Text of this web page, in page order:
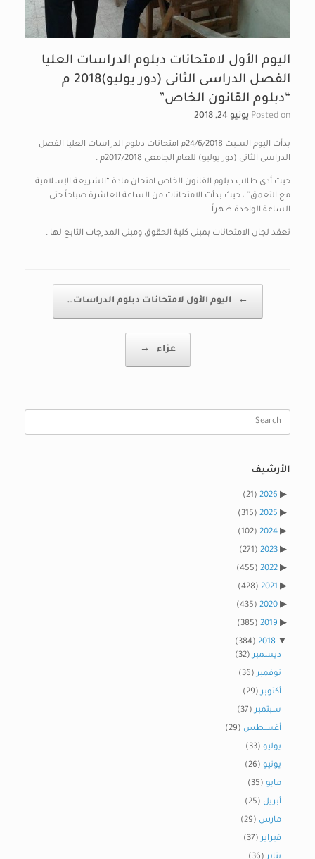
اليوم الأول لامتحانات دبلوم الدراسات العليا
الفصل الدراسى الثانى (دور يوليو)2018 م
“دبلوم القانون الخاص”
Posted on يونيو 24, 2018
بدأت اليوم السبت 24/6/2018م امتحانات دبلوم الدراسات العليا الفصل
الدراسى الثانى (دور يوليو) للعام الجامعى 2017/2018م .
حيث أدى طلاب دبلوم القانون الخاص امتحان مادة “الشريعة الإسلامية
مع التعمق” ، حيث بدأت الامتحانات من الساعة العاشرة صباحاً حتى
الساعة الواحدة ظهراً.
تعقد لجان الامتحانات بمبنى كلية الحقوق ومبنى المدرجات التابع لها .
← اليوم الأول لامتحانات دبلوم الدراسات…
عزاء →
Search
الأرشيف
2026
(21)
2025
(315)
2024
(102)
2023
(271)
2022
(455)
2021
(428)
2020
(435)
2019
(385)
2018
(384)
ديسمبر(32)
نوفمبر(36)
أكتوبر(29)
سبتمبر(37)
أغسطس (29)
يوليو (33)
يونيو (26)
مايو (35)
أبريل (25)
مارس (29)
فبراير(37)